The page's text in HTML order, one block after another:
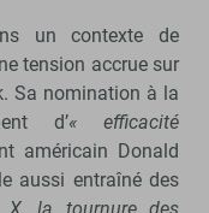
un contexte de
tension accrue sur
Sa nomination à la
d’« efficacité
américain Donald
aussi entraîné des